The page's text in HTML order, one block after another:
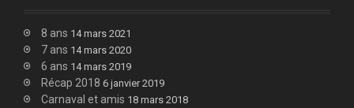
8 ans 14 mars 2021
7 ans 14 mars 2020
6 ans 14 mars 2019
Récap 2018 6 janvier 2019
Carnaval et amis 18 mars 2018